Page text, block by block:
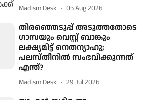
Madism Desk 05 Aug 2026
തിരഞ്ഞെടുപ്പ് അടുത്തതോടെ
ഗാസയും വെസ്റ്റ് ബാങ്കും
ലക്ഷ്യമിട്ട് നെതന്യാഹു;
പലസ്തീനില്‍ സംഭവിക്കുന്നത്
എന്ത്?
Madism Desk 29 Jul 2026